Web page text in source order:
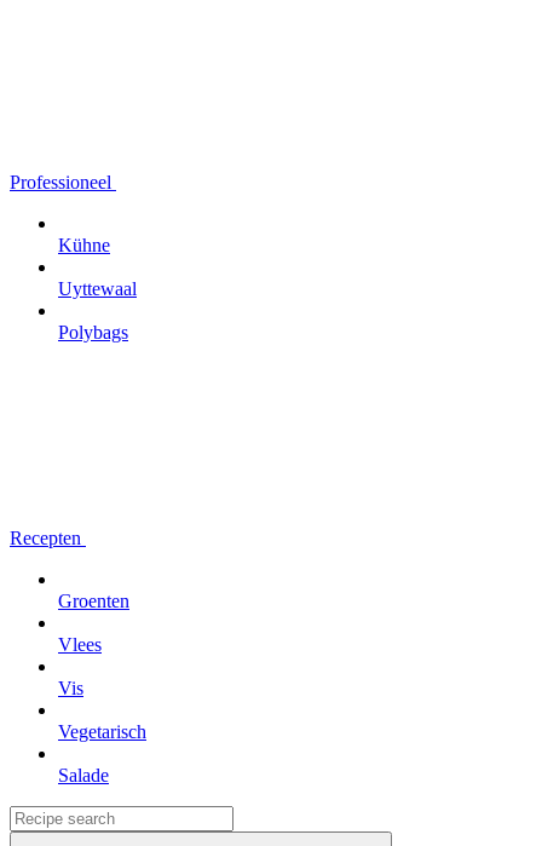
Professioneel
Kühne
Uyttewaal
Polybags
Recepten
Groenten
Vlees
Vis
Vegetarisch
Salade